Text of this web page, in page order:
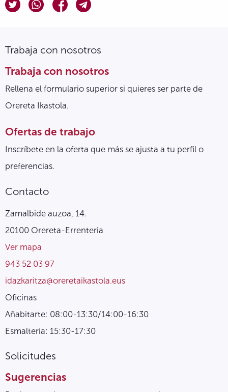
Trabaja con nosotros
Trabaja con nosotros
Rellena el formulario superior si quieres ser parte de
Orereta Ikastola.
Ofertas de trabajo
Inscríbete en la oferta que más se ajusta a tu perfil o
preferencias.
Contacto
Zamalbide auzoa, 14.
20100 Orereta-Errenteria
Ver mapa
943 52 03 97
idazkaritza@oreretaikastola.eus
Oficinas
Añabitarte: 08:00-13:30/14:00-16:30
Esmalteria: 15:30-17:30
Solicitudes
Sugerencias